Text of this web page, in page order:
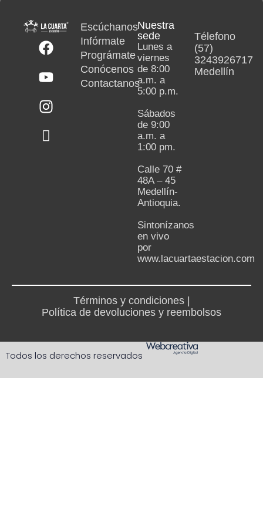
Escúchanos
Infórmate
Prográmate
Conócenos
Contactanos
Nuestra
sede
Lunes a
viernes
de 8:00
a.m. a
5:00 p.m.
Sábados
de 9:00
a.m. a
1:00 pm.
Calle 70 #
48A – 45
Medellín-
Antioquia.
Sintonízanos
en vivo
por
www.lacuartaestacion.com
Télefono
(57)
3243926717
Medellín
Términos y condiciones |
Política de devoluciones y reembolsos
Todos los derechos reservados